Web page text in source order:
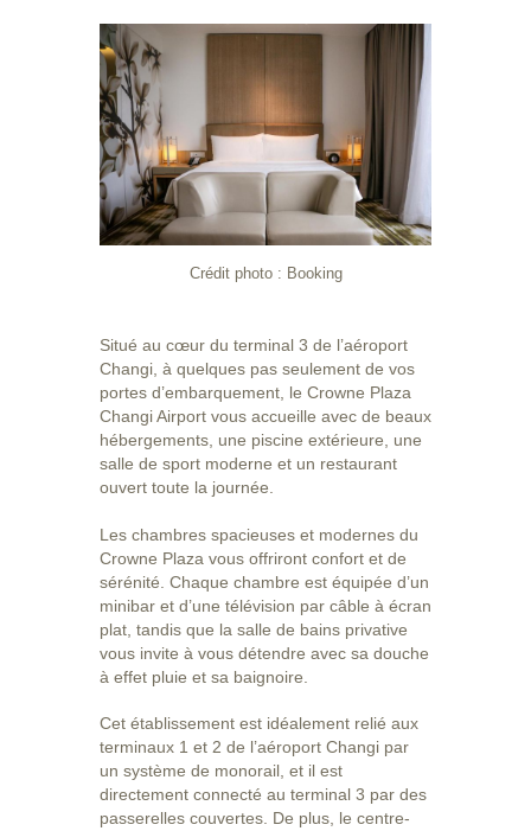
Crédit photo : Booking
Situé au cœur du terminal 3 de l’aéroport
Changi, à quelques pas seulement de vos
portes d’embarquement, le Crowne Plaza
Changi Airport vous accueille avec de beaux
hébergements, une piscine extérieure, une
salle de sport moderne et un restaurant
ouvert toute la journée.
Les chambres spacieuses et modernes du
Crowne Plaza vous offriront confort et de
sérénité. Chaque chambre est équipée d’un
minibar et d’une télévision par câble à écran
plat, tandis que la salle de bains privative
vous invite à vous détendre avec sa douche
à effet pluie et sa baignoire.
Cet établissement est idéalement relié aux
terminaux 1 et 2 de l’aéroport Changi par
un système de monorail, et il est
directement connecté au terminal 3 par des
passerelles couvertes. De plus, le centre-